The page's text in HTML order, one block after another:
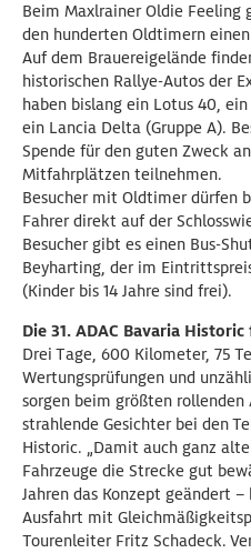
Beim Maxlrainer Oldie Feeling
den hunderten Oldtimern
Auf dem Brauereigelände
historischen Rallye-Autos der
haben bislang ein Lotus 40, ein
ein Lancia Delta (Gruppe A).
Spende für den guten Zweck
Mitfahrplätzen teilnehmen.
Besucher mit Oldtimer dürfen
Fahrer direkt auf der
Besucher gibt es einen Bus-
Beyharting, der im
(Kinder bis 14 Jahre sind frei).
Die 31. ADAC Bavaria
Drei Tage, 600 Kilometer, 75
Wertungsprüfungen und
sorgen beim größten
strahlende Gesichter bei den
Historic. „Damit auch ganz
Fahrzeuge die Strecke gut
Jahren das Konzept geändert
Ausfahrt mit
Tourenleiter Fritz Schadeck.